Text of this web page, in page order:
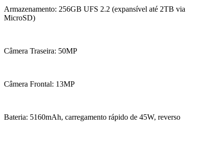
Armazenamento: 256GB UFS 2.2 (expansível até 2TB via
MicroSD)
Câmera Traseira: 50MP
Câmera Frontal: 13MP
Bateria: 5160mAh, carregamento rápido de 45W, reverso